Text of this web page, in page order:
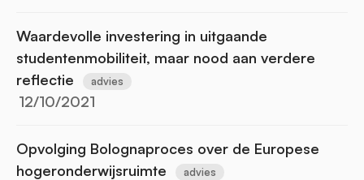
Waardevolle investering in uitgaande
studentenmobiliteit, maar nood aan verdere
reflectie
advies
12/10/2021
Opvolging Bolognaproces over de Europese
hogeronderwijsruimte
advies